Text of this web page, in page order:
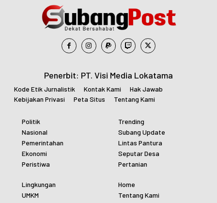
Penerbit: PT. Visi Media Lokatama
Kode Etik Jurnalistik Kontak Kami
Hak Jawab
Kebijakan Privasi
Peta Situs Tentang Kami
Politik
Nasional
Pemerintahan
Ekonomi
Peristiwa
Trending
Subang Update
Lintas Pantura
Seputar Desa
Pertanian
Lingkungan
UMKM
Home
Tentang Kami